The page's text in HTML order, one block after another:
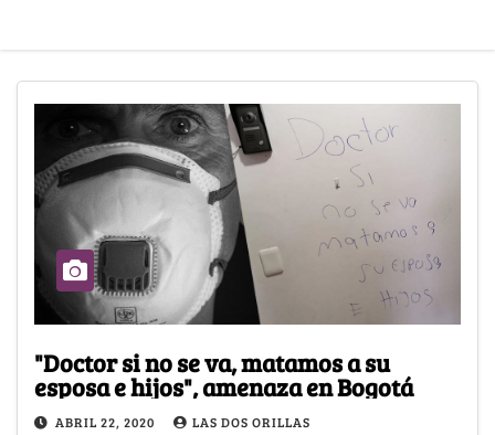
"Doctor si no se va, matamos a su
esposa e hijos", amenaza en Bogotá
ABRIL 22, 2020 LAS DOS ORILLAS